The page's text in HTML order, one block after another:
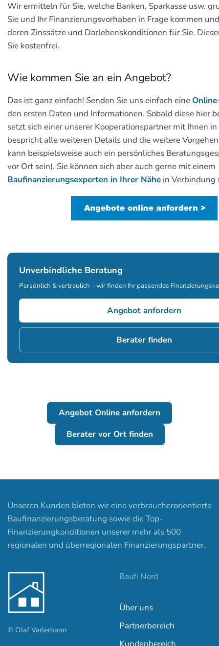
Wir ermitteln für Sie, welche Banken, Sparkasse usw.
Sie und Ihr Finanzierungsvorhaben in Frage kommen
deren Zinssätze und Darlehenskonditionen für Sie.
Sie kostenfrei.
Wie kommen Sie an ein Angebot?
Das ist ganz einfach! Senden Sie uns einfach eine
den ersten Daten und Informationen. Sobald diese hier
setzt sich einer unserer Kooperationspartner mit Ihnen
bespricht alle weiteren Details und die weitere
kann beispielsweise auch ein persönliches
vor Ort sein). Sie können sich aber auch gerne mit einem
Baufinanzierungsexperten in Ihrer Nähe in Verbindung
Unverbindliche Beratung
Persönlich & vertraulich – wir finden Ihr passendes
Angebot anfordern
Berater finden
Angebot Online anfordern
Berater vor Ort finden
Unseren Kunden bieten wir eine verbraucherorientierte
Baufinanzierungsberatung sowie die Top-
Finanzierungkonditionen unserer mehr als 500
regionalen und überregionalen Finanzierungspartner.
© Olaf Varlemann
Baufi Nord
Über uns
Partnerbereich